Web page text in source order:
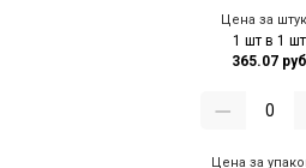
Цена за
1 шт в 1 шт
365.07 руб
Цена за